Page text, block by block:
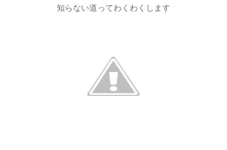
知らない道ってわくわくします